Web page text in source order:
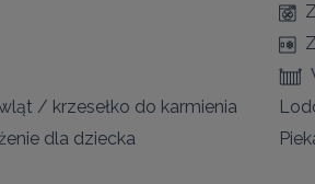
/ krzesełko do karmienia
dla dziecka